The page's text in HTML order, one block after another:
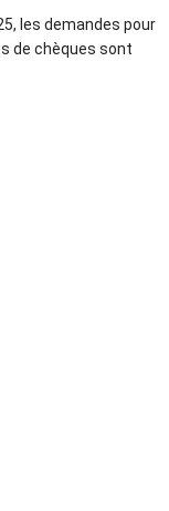
les demandes pour
de chèques sont